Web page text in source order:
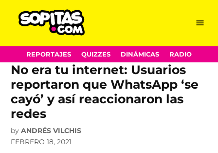
content
Menu
REPORTAJES QUIZZES DINÁMICAS RADIO
Falla
No era tu internet: Usuarios
reportaron que WhatsApp ‘se
cayó’ y así reaccionaron las
redes
by ANDRÉS VILCHIS
FEBRERO 18, 2021